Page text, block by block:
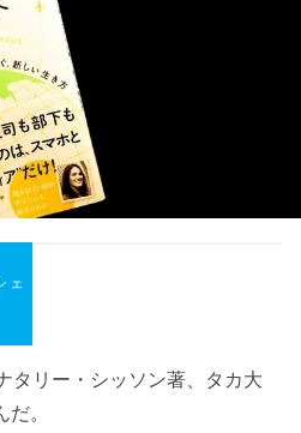
ェ
タリー・シッソン著、タカ大
。